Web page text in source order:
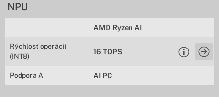
NPU
AMD Ryzen AI
Rýchlosť operácií
(INT8)
16 TOPS
Podpora AI AI PC